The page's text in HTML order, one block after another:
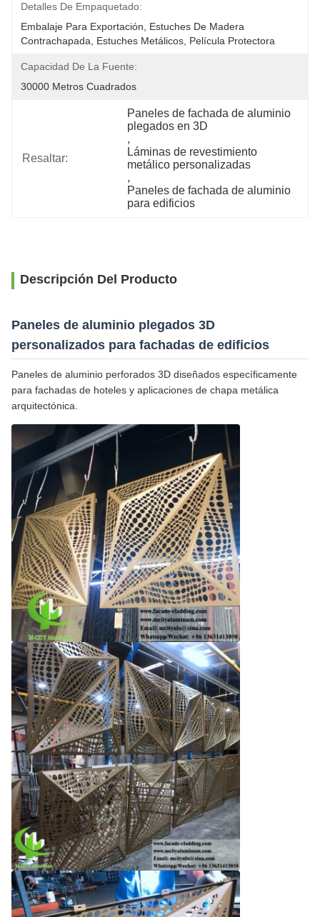
Detalles De Empaquetado:
Embalaje Para Exportación, Estuches De Madera
Contrachapada, Estuches Metálicos, Película Protectora
Capacidad De La Fuente:
30000 Metros Cuadrados
Resaltar:
Paneles de fachada de aluminio
plegados en 3D
,
Láminas de revestimiento
metálico personalizadas
,
Paneles de fachada de aluminio
para edificios
Descripción Del Producto
Paneles de aluminio plegados 3D
personalizados para fachadas de edificios
Paneles de aluminio perforados 3D diseñados específicamente
para fachadas de hoteles y aplicaciones de chapa metálica
arquitectónica.